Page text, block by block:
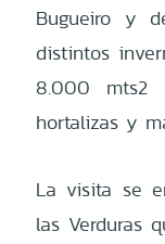
Bugueiro y
distintos
8.000 mts2
hortalizas y
La visita se
las Verduras